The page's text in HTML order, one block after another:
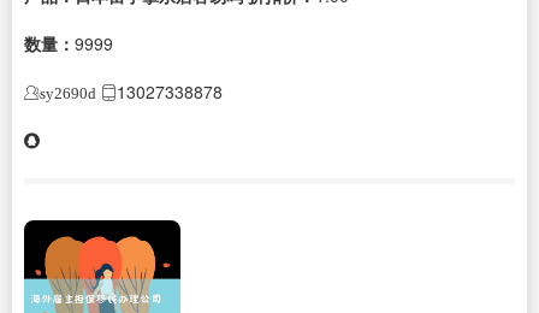
数量： 9999
sy2690d 13027338878